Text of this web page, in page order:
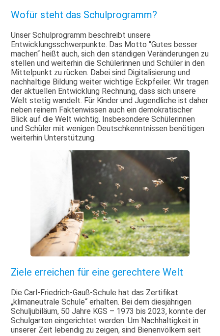
Wofür steht das Schulprogramm?
Unser Schulprogramm beschreibt unsere
Entwicklungsschwerpunkte. Das Motto “Gutes besser
machen“ heißt auch, sich den ständigen Veränderungen zu
stellen und weiterhin die Schülerinnen und Schüler in den
Mittelpunkt zu rücken. Dabei sind Digitalisierung und
nachhaltige Bildung weiter wichtige Eckpfeiler. Wir tragen
der aktuellen Entwicklung Rechnung, dass sich unsere
Welt stetig wandelt. Für Kinder und Jugendliche ist daher
neben reinem Faktenwissen auch ein demokratischer
Blick auf die Welt wichtig. Insbesondere Schülerinnen
und Schüler mit wenigen Deutschkenntnissen benötigen
weiterhin Unterstützung.
Ziele erreichen für eine gerechtere Welt
Die Carl-Friedrich-Gauß-Schule hat das Zertifikat
„klimaneutrale Schule“ erhalten. Bei dem diesjährigen
Schuljubiläum, 50 Jahre KGS – 1973 bis 2023, konnte der
Schulgarten eingerichtet werden. Um Nachhaltigkeit in
unserer Zeit lebendig zu zeigen, sind Bienenvölkern seit